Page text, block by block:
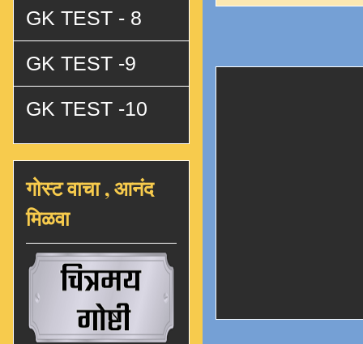
GK TEST - 8
GK TEST -9
GK TEST -10
गोस्ट वाचा , आनंद
मिळवा